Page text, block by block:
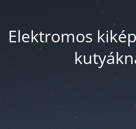
Elektromos